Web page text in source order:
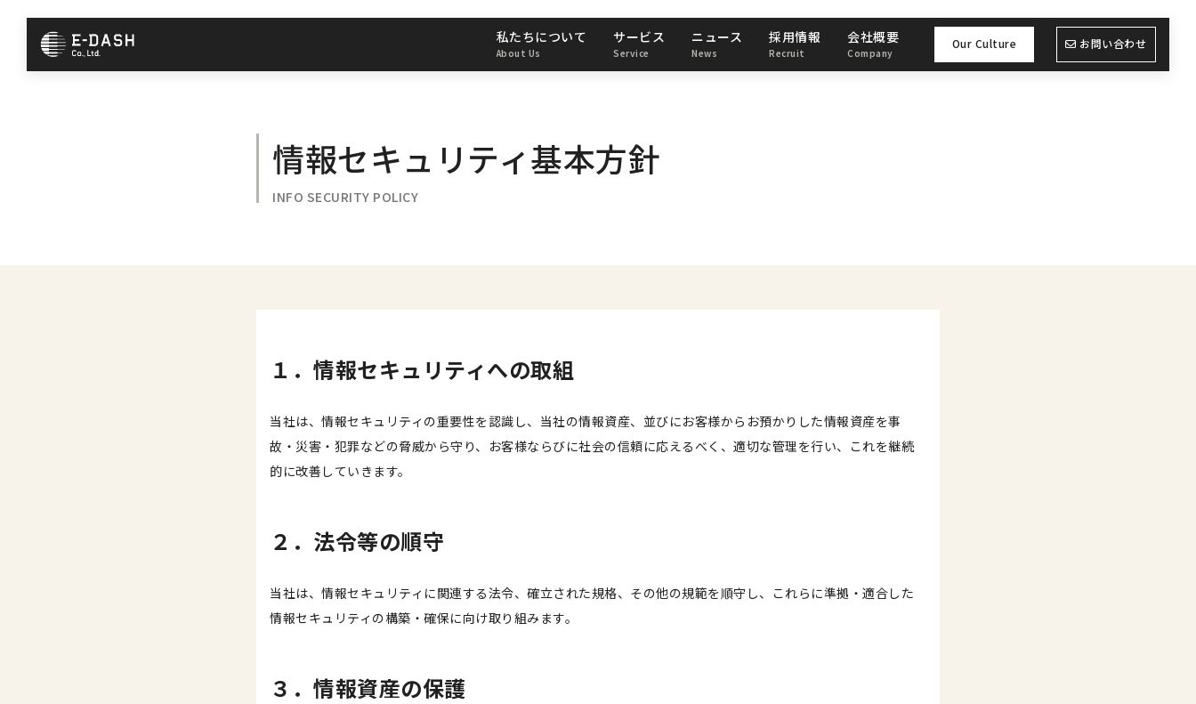
私たちについて
About Us
サービス
Service
ニュース
News
採用情報
Recruit
会社概要
Company
Our Culture お問い合わせ
情報セキュリティ基本方針
INFO SECURITY POLICY
１．情報セキュリティへの取組
当社は、情報セキュリティの重要性を認識し、当社の情報資産、並びにお客様からお預かりした情報資産を事
故・災害・犯罪などの脅威から守り、お客様ならびに社会の信頼に応えるべく、適切な管理を行い、これを継続
的に改善していきます。
２．法令等の順守
当社は、情報セキュリティに関連する法令、確立された規格、その他の規範を順守し、これらに準拠・適合した
情報セキュリティの構築・確保に向け取り組みます。
３．情報資産の保護